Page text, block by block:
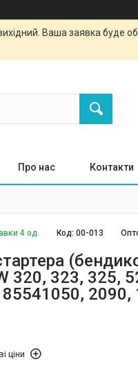
Ваша заявка буде
Про нас Контакти
4 од. Код:00-013
320, 323, 325,
2090,
ціни